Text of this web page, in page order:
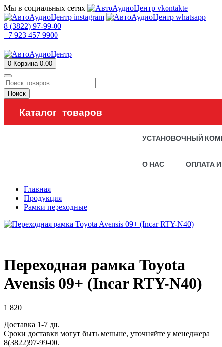
Мы в социальных сетях
8 (3822) 97-99-00
+7 923 457 9900
0 Корзина 0.00
Поиск
Каталог товаров
УСТАНОВОЧНЫЙ
О НАС ОПЛАТА
Главная
Продукция
Рамки переходные
Переходная рамка Toyota
Avensis 09+ (Incar RTY-N40)
1 820
Доставка 1-7 дн.
Сроки доставки могут быть меньше, уточняйте у менеджера
8(3822)97-99-00.